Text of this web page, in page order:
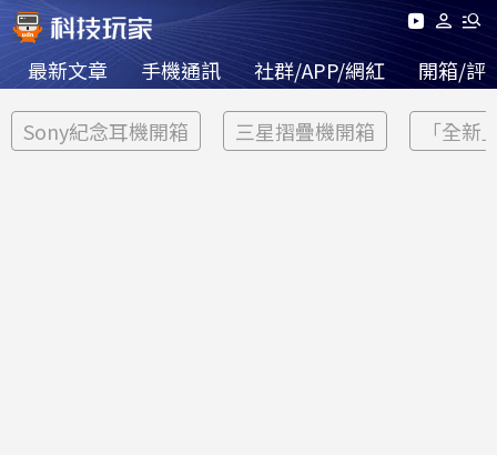
最新文章 手機通訊 社群/APP/網紅 開箱/評
Sony紀念耳機開箱 三星摺疊機開箱 「全新